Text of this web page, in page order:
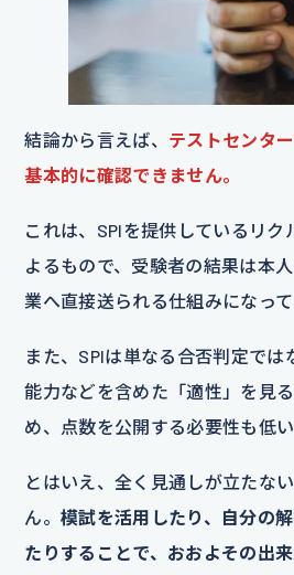
結論から言えば、 テストセンタ
基本的に確認できません。
これは、SPIを提供しているリク
よるもので、受験者の結果は本
業へ直接送られる仕組みになって
また、SPIは単なる合否判定では
能力などを含めた「適性」を見
め、点数を公開する必要性も低い
とはいえ、全く見通しが立たな
ん。模試を活用したり、自分の
たりすることで、おおよその出